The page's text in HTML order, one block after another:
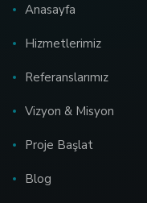
Anasayfa
Hizmetlerimiz
Referanslarımız
Vizyon & Misyon
Proje Başlat
Blog